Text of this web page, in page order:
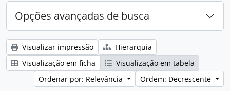
Opções avançadas de busca
Visualizar impressão
Hierarquia
Visualização em ficha
Visualização em tabela
Ordenar por: Relevância
Ordem: Decrescente